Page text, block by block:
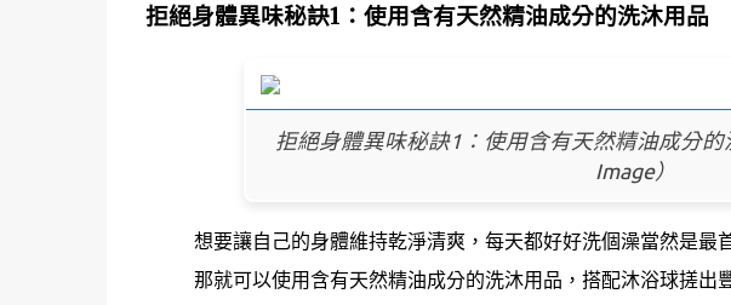
拒絕身體異味秘訣1：使用含有天然精油成分的洗沐用品
拒絕身體異味秘訣1：使用含有天然精油成分
Image）
想要讓自己的身體維持乾淨清爽，每天都好好洗個澡當然是
那就可以使用含有天然精油成分的洗沐用品，搭配沐浴球搓